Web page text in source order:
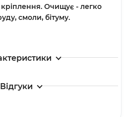
Очищує - легко
смоли, бітуму.
Відгуки